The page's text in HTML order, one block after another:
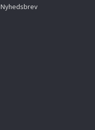
Nyhedsbrev